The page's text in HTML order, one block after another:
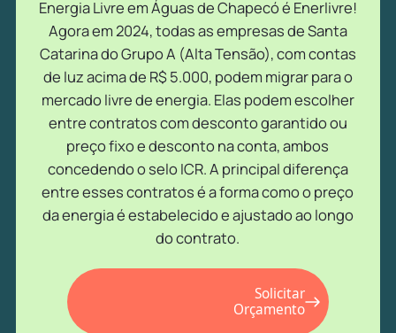
Energia Livre em Águas de Chapecó é Enerlivre!
Agora em 2024, todas as empresas de Santa
Catarina do Grupo A (Alta Tensão), com contas
de luz acima de R$ 5.000, podem migrar para o
mercado livre de energia. Elas podem escolher
entre contratos com desconto garantido ou
preço fixo e desconto na conta, ambos
concedendo o selo ICR. A principal diferença
entre esses contratos é a forma como o preço
da energia é estabelecido e ajustado ao longo
do contrato.
Solicitar
Orçamento